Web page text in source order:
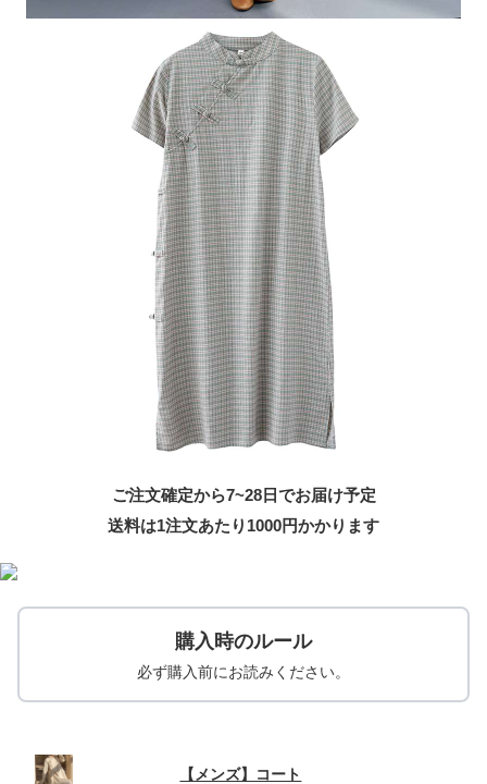
ご注文確定から7~28日でお届け予定
送料は1注文あたり 1000円かかります
購入時のルール
必ず購入前にお読みください。
【メンズ】コート